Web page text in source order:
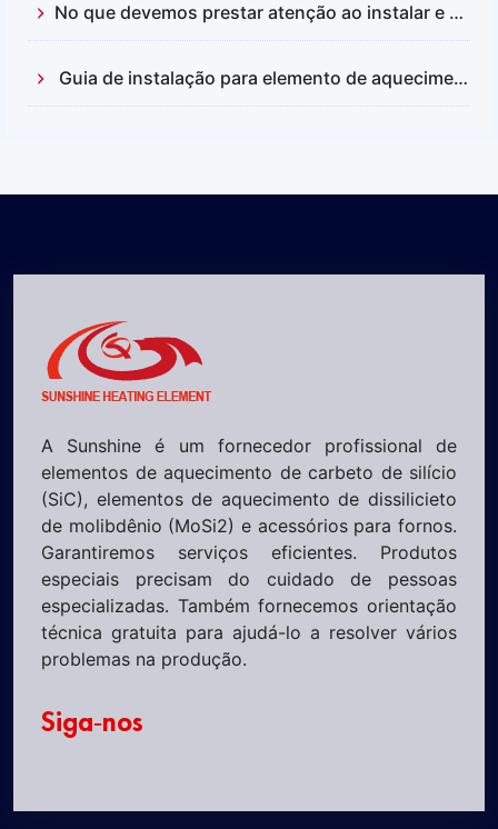
No que devemos prestar atenção ao instalar e substituir as hastes de carbeto de silício?
Guia de instalação para elemento de aquecimento de dissilicieto de molibdênio (MoSi2)
A Sunshine é um fornecedor profissional de
elementos de aquecimento de carbeto de silício
(SiC), elementos de aquecimento de dissilicieto
de molibdênio (MoSi2) e acessórios para fornos.
Garantiremos serviços eficientes. Produtos
especiais precisam do cuidado de pessoas
especializadas. Também fornecemos orientação
técnica gratuita para ajudá-lo a resolver vários
problemas na produção.
Siga-nos